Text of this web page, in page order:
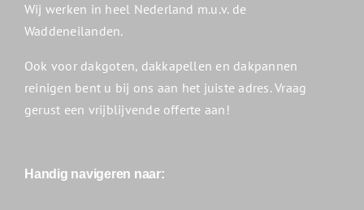
Wij werken in heel Nederland m.u.v. de
Waddeneilanden.
Ook voor dakgoten, dakkapellen en dakpannen
reinigen bent u bij ons aan het juiste adres. Vraag
gerust een vrijblijvende offerte aan!
Handig navigeren naar: